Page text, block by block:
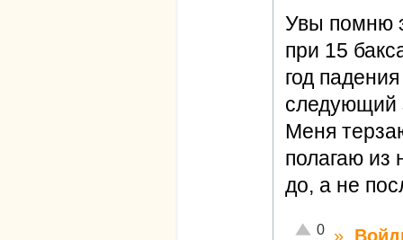
Увы помню
при 15
год
следующий
Меня
полагаю из
до, а не
Отлично!
0 »